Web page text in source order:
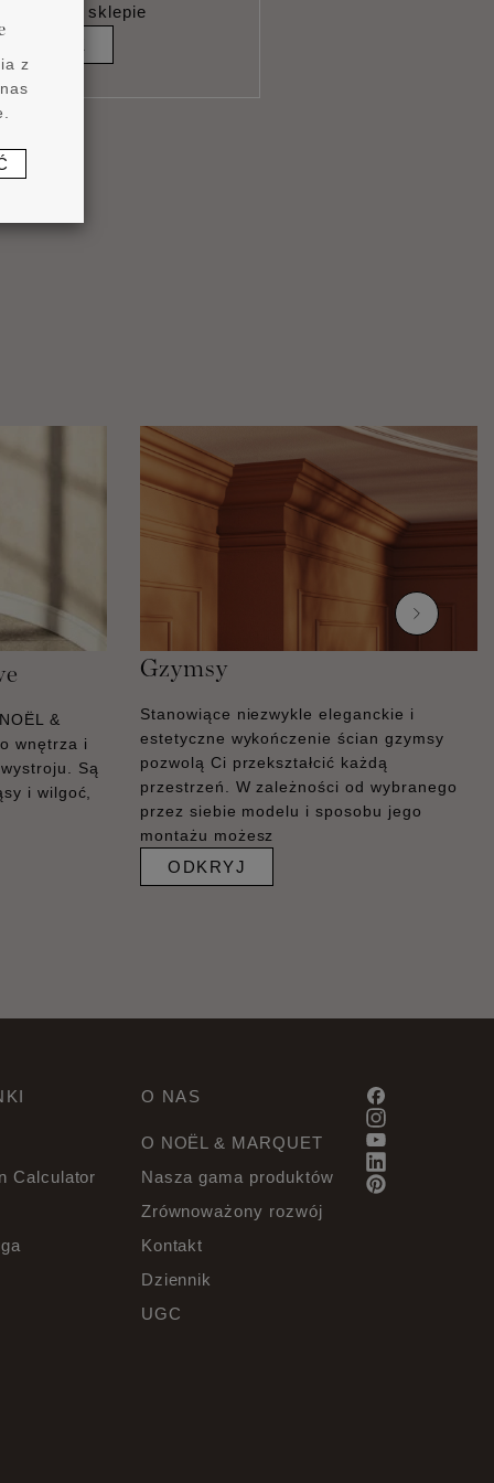
w sklepie
&
wnętrza i
Są
i wilgoć,
Gzymsy
Stanowiące niezwykle eleganckie i
estetyczne wykończenie ścian gzymsy
pozwolą Ci przekształcić każdą
przestrzeń. W zależności od wybranego
przez siebie modelu i sposobu jego
montażu możesz
ODKRYJ
Calculator
O NAS
O NOËL & MARQUET
Nasza gama produktów
Zrównoważony rozwój
Kontakt
Dziennik
UGC
z